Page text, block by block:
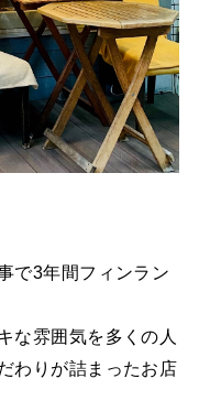
で3年間フィンラン
な雰囲気を多くの人
わりが詰まったお店